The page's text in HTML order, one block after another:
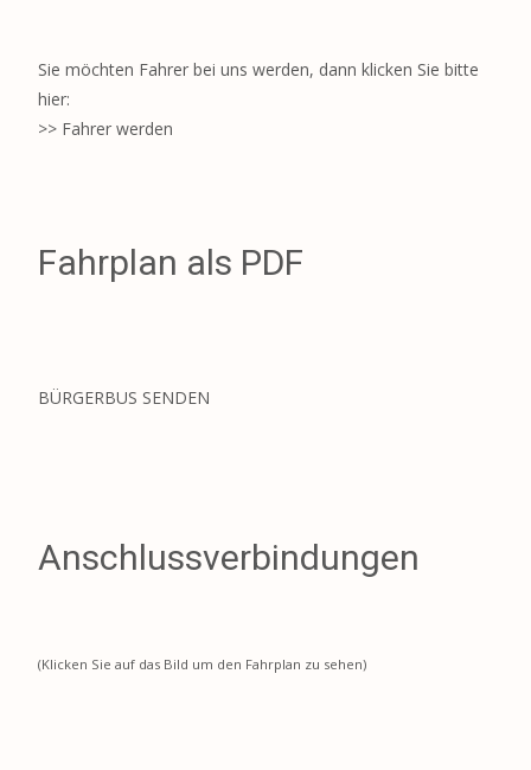
Sie möchten Fahrer bei uns werden, dann klicken Sie bitte
hier:
>> Fahrer werden
Fahrplan als PDF
BÜRGERBUS SENDEN
Anschlussverbindungen
(Klicken Sie auf das Bild um den Fahrplan zu sehen)